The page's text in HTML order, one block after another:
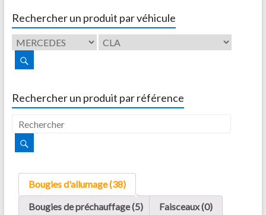
Rechercher un produit par véhicule
Rechercher un produit par référence
Bougies d'allumage (38)
Bougies de préchauffage (5)
Faisceaux (0)